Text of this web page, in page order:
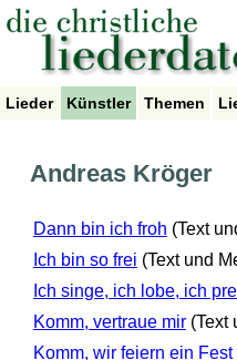
Lieder Künstler Themen
Andreas Kröger
Dann bin ich froh (Text
Ich bin so frei (Text und
Ich singe, ich lobe, ich
Komm, vertraue mir (Text
Komm, wir feiern ein Fest